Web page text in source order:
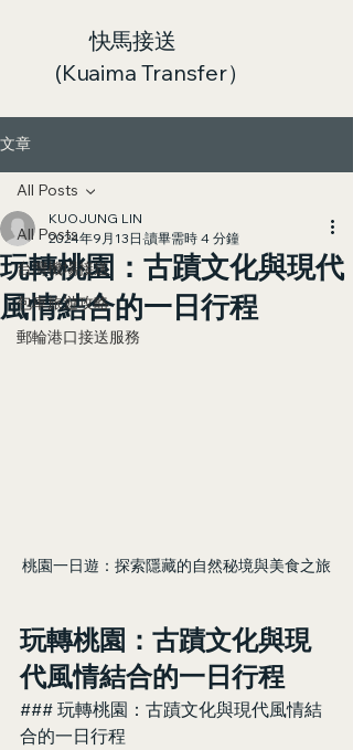
快馬接送
(Kuaima Transfer）
文章
All Posts
台灣機場接送
包車旅遊攻略
郵輪港口接送服務
All Posts
玩轉桃園：古蹟文化與現代
風情結合的一日行程
KUOJUNG LIN
2024年9月13日 讀畢需時 4 分鐘
桃園一日遊：探索隱藏的自然秘境與美食之旅
玩轉桃園：古蹟文化與現
代風情結合的一日行程
### 玩轉桃園：古蹟文化與現代風情結
合的一日行程